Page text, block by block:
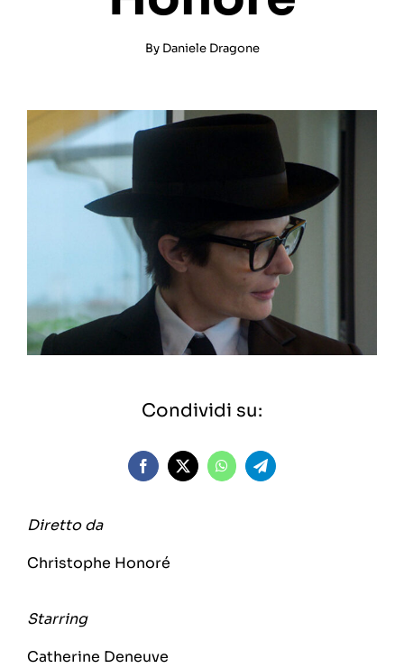
By Daniele Dragone
Condividi su:
Diretto da
Christophe Honoré
Starring
Catherine Deneuve